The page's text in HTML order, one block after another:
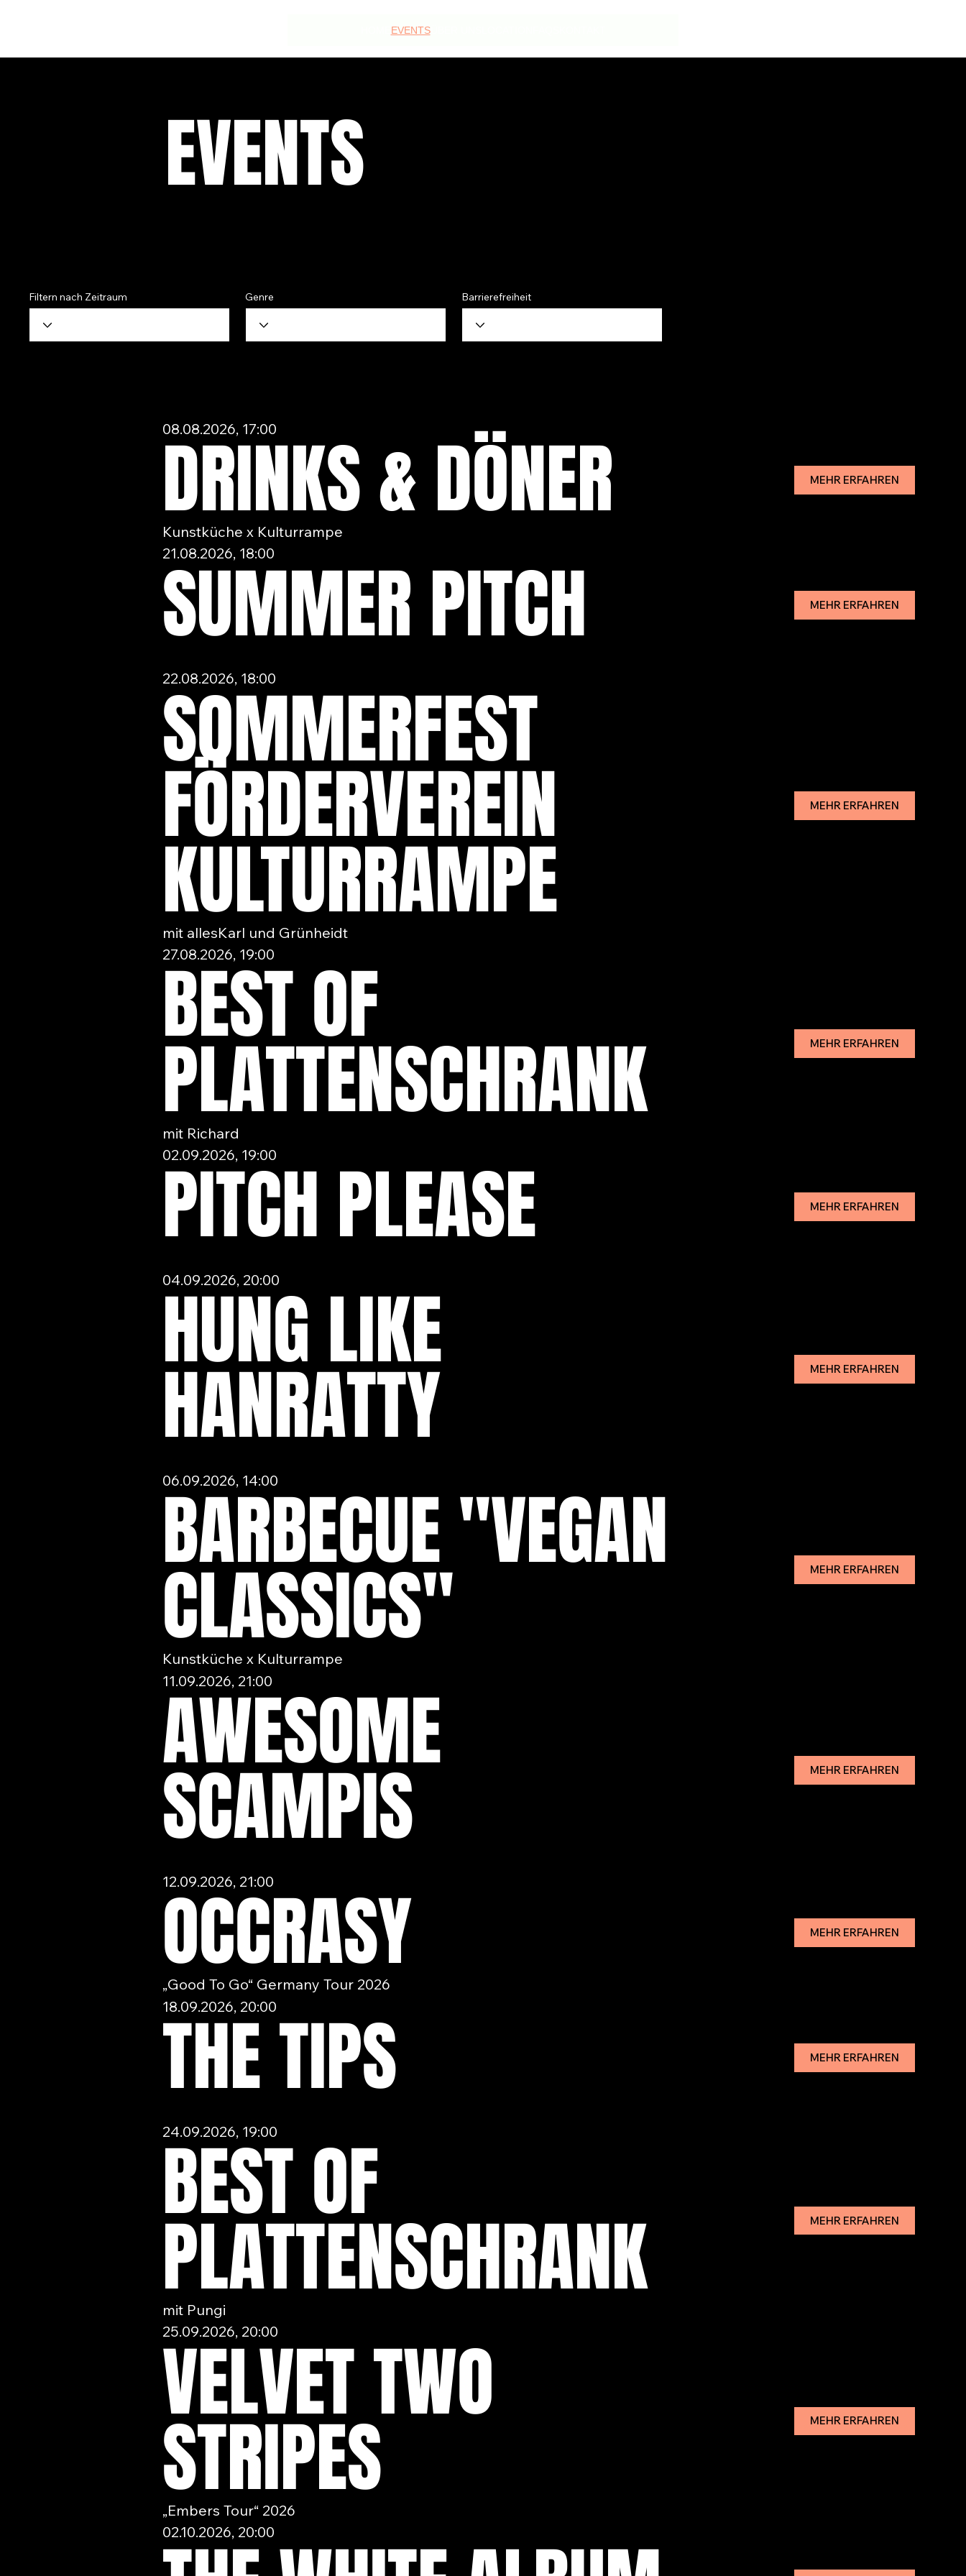
EVENTSÜBER UNS
EVENTS
Filtern nach Zeitraum Genre Barrierefreiheit
08.08.2026, 17:00
DRINKS & DÖNER
Kunstküche x Kulturrampe
MEHR ERFAHREN
21.08.2026, 18:00
SUMMER PITCH MEHR ERFAHREN
22.08.2026, 18:00
SOMMERFEST
FÖRDERVEREIN
KULTURRAMPE
mit allesKarl und Grünheidt
MEHR ERFAHREN
27.08.2026, 19:00
BEST OF
PLATTENSCHRANK
mit Richard
MEHR ERFAHREN
02.09.2026, 19:00
PITCH PLEASE MEHR ERFAHREN
04.09.2026, 20:00
HUNG LIKE
HANRATTY MEHR ERFAHREN
06.09.2026, 14:00
BARBECUE "VEGAN
CLASSICS"
Kunstküche x Kulturrampe
MEHR ERFAHREN
11.09.2026, 21:00
AWESOME
SCAMPIS MEHR ERFAHREN
12.09.2026, 21:00
OCCRASY
„Good To Go“ Germany Tour 2026
MEHR ERFAHREN
18.09.2026, 20:00
THE TIPS MEHR ERFAHREN
24.09.2026, 19:00
BEST OF
PLATTENSCHRANK
mit Pungi
MEHR ERFAHREN
25.09.2026, 20:00
VELVET TWO
STRIPES
„Embers Tour“ 2026
MEHR ERFAHREN
02.10.2026, 20:00